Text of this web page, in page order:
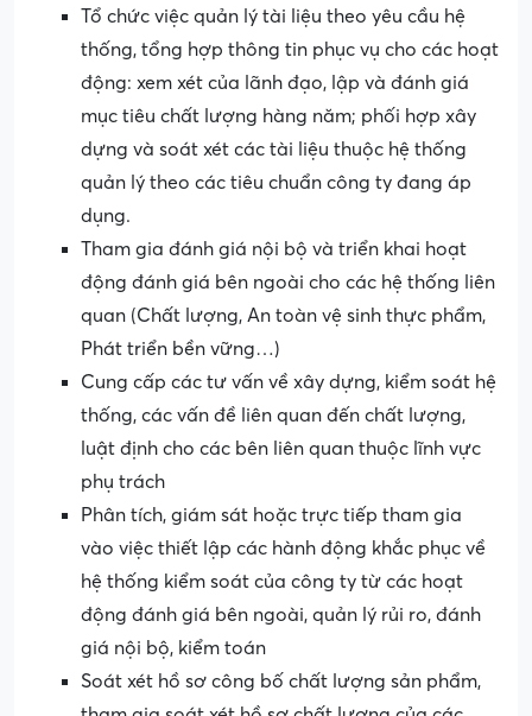
Tổ chức việc quản lý tài liệu theo yêu cầu hệ
thống, tổng hợp thông tin phục vụ cho các hoạt
động: xem xét của lãnh đạo, lập và đánh giá
mục tiêu chất lượng hàng năm; phối hợp xây
dựng và soát xét các tài liệu thuộc hệ thống
quản lý theo các tiêu chuẩn công ty đang áp
dụng.
Tham gia đánh giá nội bộ và triển khai hoạt
động đánh giá bên ngoài cho các hệ thống liên
quan (Chất lượng, An toàn vệ sinh thực phẩm,
Phát triển bền vững…)
Cung cấp các tư vấn về xây dựng, kiểm soát hệ
thống, các vấn đề liên quan đến chất lượng,
luật định cho các bên liên quan thuộc lĩnh vực
phụ trách
Phân tích, giám sát hoặc trực tiếp tham gia
vào việc thiết lập các hành động khắc phục về
hệ thống kiểm soát của công ty từ các hoạt
động đánh giá bên ngoài, quản lý rủi ro, đánh
giá nội bộ, kiểm toán
Soát xét hồ sơ công bố chất lượng sản phẩm,